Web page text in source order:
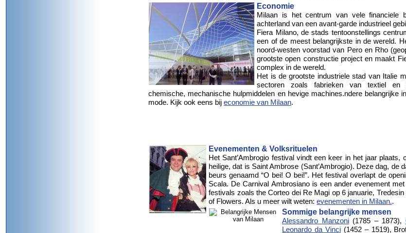
Economie
Milaan is het centrum van vele financiele
achterland van een avant-garde industrieel
Fiera Milano, de stads tentoonstellings
een of de meest belangrijkste in de wereld.
noord-westen voorstad van Pero en Rho
grootste open constructie project en maakt
complex in de wereld.
Het is de grootste industriele stad van Italie
sectoren zoals fabrieken van textiel en
chemische, mechanische hulpmiddelen en hevige machines.ndere belangrijke
mode. Kijk ook eens bijeconomie van Milaan.
Evenementen & Volksrituelen
Het Sant’Ambrogio festival vindt een keer in het jaar plaats,
heilige, dat is Saint Ambrose (Sant’Ambrogio). Deze dag, de
beurs genaamd “O bei! O bei!”. Het festival overlapt de
Scala. De Carnival Ambrosiano is een ander evenement
festivals zoals the Corteo dei Re Magi op 6 januarie,
of Flowers. Als u meer wilt weten:evenementen in Milaan..
Sommige belangrijke mensen
Alessandro Manzoni(1785 – 1873),
Leonardo da Vinci(1452 – 1519),